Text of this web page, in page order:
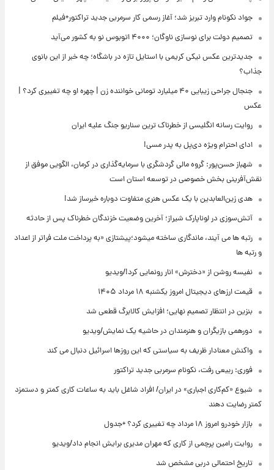
جواد نکونام وارد تبریز شد؛ آغاز رسمی کار سرمربی جدید تراکتور+فیلم
تصمیم دولت برای نوسازی ناوگان؛ ۴۰۰۰ اتوبوس نو به کشور می‌آید
جدیدترین عکس نیکی کریمی با استایل تازه در باشگاه؛ چه خبر از این بانوی
جذاب؟
جنجال جراحی زیبایی ۴۰ میلیارد تومانی خواننده زن | چهره او چه تغییری کرد؟ |
عکس
روایت رسانه انگلیسی از خطرناک ترین سناریو جنگ علیه ایران
ادای احترام ویژه دی‌پل به پدر مسی!
شهباز حسن‌پور: گروه مالی گردشگری با سرمایه‌گذاری در کرمان، الگویی موفق از
نقش‌آفرینی بخش خصوصی در توسعه استان است
هدی زین‌العابدین با یک عکس هنری متفاوت دوباره خبرساز شد!
آتش‌سوزی در لوناپارک شیراز؛ آخرین وضعیت خزندگان خطرناک پس از حادثه
رتبه ها می آیند، ماندگاری ساخته میشود؛پیشتازی «به پرداخت ملت فراتر از اعداد
و رتبه ها
نفیسه روشن از «دخترش» انار رونمایی کرد!/ویدیو
قیمت ارزهای دیجیتال امروز یکشنبه ۱۸ مرداد ۱۴۰۵
بنزین در انتظار تصمیم نهایی؛ افزایش کالابرگ قطعی شد
دورهمی بازیگران و هنرمندان در حاشیه یک نمایش/ویدیو
واکنش معنادار ظریف به سیاستی که این روزها اسرائیل دنبال می کند
فوری: ربیعی رفت، نکونام سرمربی جدید تراکتور
شیوع «کم‌کاری اجباری» در ایران/ افراد شاغل باید به ساعات کاری کمتر و دستمزد
کمتر رضایت دهند
بازار خودرو امروز ۱۸ مرداد چه تغییری کرد؟ +جدول
روایت رامین پرچمی از کاری که مهران مدیری برایش انجام داد/ویدیو
تاریخ احتمالی دربی مشخص شد